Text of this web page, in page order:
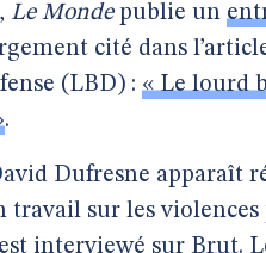
Le Mondepublie un
cité dans
(LBD) : « Le lourd
.
Dufresne apparaît
travail sur les
interviewé sur Brut.